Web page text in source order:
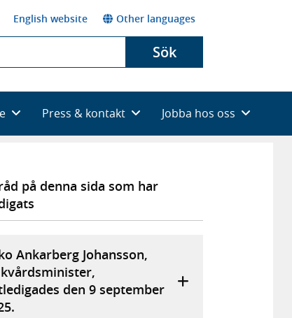
English website Other languages
Sök
Press & kontakt Jobba hos oss
på denna sida som har
Ankarberg Johansson,
den 9 september